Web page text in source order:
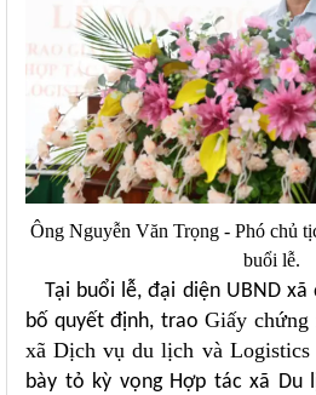
Ông Nguyễn Văn Trọng - Phó chủ
buổi lễ.
Tại buổi lễ, đại diện UBND
bố quyết định, trao Giấy chứng
xã Dịch vụ du lịch và Logistics
bày tỏ kỳ vọng Hợp tác xã Du